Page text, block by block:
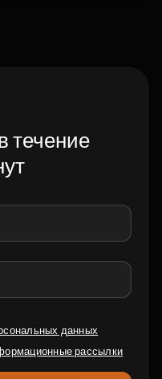
течение
данных
рассылки